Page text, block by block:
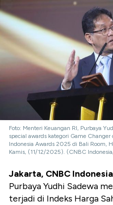
Foto: Menteri Keuangan RI, Purbaya
special awards kategori Game
Indonesia Awards 2025 di Bali Room,
Kamis, (11/12/2025). (CNBC
Jakarta, CNBC Indonesia
Purbaya Yudhi Sadewa
terjadi di Indeks Harga